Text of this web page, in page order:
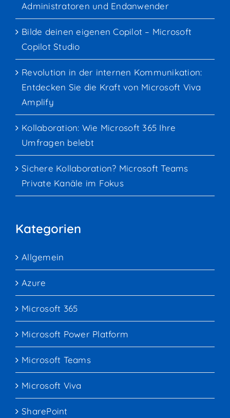
Administratoren und Endanwender
Bilde deinen eigenen Copilot – Microsoft
Copilot Studio
Revolution in der internen Kommunikation:
Entdecken Sie die Kraft von Microsoft Viva
Amplify
Kollaboration: Wie Microsoft 365 Ihre
Umfragen belebt
Sichere Kollaboration? Microsoft Teams
Private Kanäle im Fokus
Kategorien
Allgemein
Azure
Microsoft 365
Microsoft Power Platform
Microsoft Teams
Microsoft Viva
SharePoint